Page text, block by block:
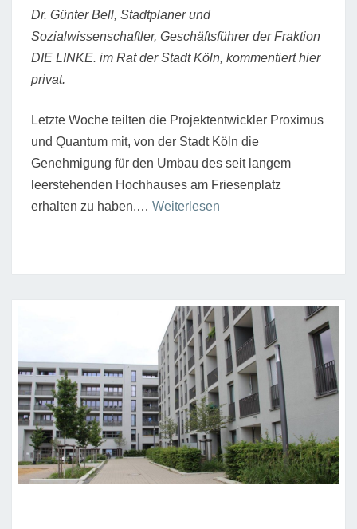
Dr. Günter Bell, Stadtplaner und
Sozialwissenschaftler, Geschäftsführer der Fraktion
DIE LINKE. im Rat der Stadt Köln, kommentiert hier
privat.
Letzte Woche teilten die Projektentwickler Proximus
und Quantum mit, von der Stadt Köln die
Genehmigung für den Umbau des seit langem
leerstehenden Hochhauses am Friesenplatz
erhalten zu haben.… Weiterlesen
Hochhaus
am
Friesenplatz
bleibt
bestehen”